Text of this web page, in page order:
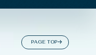
PAGE TOP